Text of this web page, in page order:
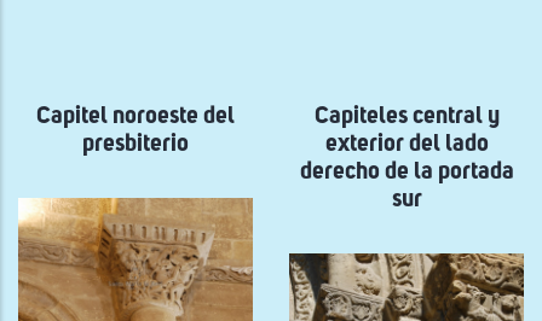
navegación
Capitel noroeste del
presbiterio
Capiteles central y
exterior del lado
derecho de la portada
sur